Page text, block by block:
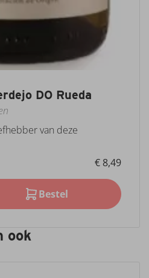
DO Rueda
van deze
€ 8,49
Bestel
ook